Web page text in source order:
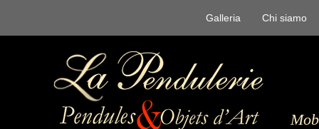
Chi siamo
Galleria